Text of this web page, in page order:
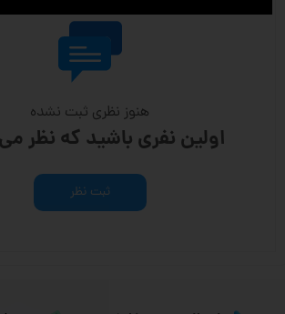
هنوز نظری ثبت نشده
اولین نفری باشید که نظر
ثبت نظر